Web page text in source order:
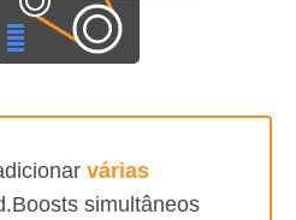
várias
simultâneos